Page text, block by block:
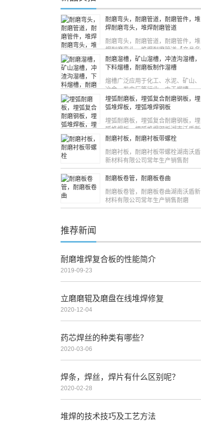
耐磨弯头，耐磨管道，耐磨管件，堆
焊耐磨弯头，堆焊耐磨管道
耐磨弯头，耐磨管道，耐磨管件，堆
焊耐磨弯头，堆焊耐磨管道【产品名
称
耐磨溜槽，矿山溜槽，冲渣沟溜槽，
下料熘槽，耐磨板制作溜槽
熘槽广泛应用于化工、水泥、矿山、
冶金、发电厂等行业，由于熘槽
埋弧耐磨板，埋弧复合耐磨钢板，埋
弧堆焊板，埋弧堆焊钢板
埋弧耐磨板，埋弧复合耐磨钢板，埋
弧堆焊板，埋弧堆焊钢板湖南沃盾新
耐磨衬板，耐磨衬板带螺栓
耐磨衬板，耐磨衬板带螺栓湖南沃盾
新材料有限公司常年生产销售耐
耐磨板卷管，耐磨板卷曲
耐磨板卷管，耐磨板卷曲湖南沃盾新
材料有限公司常年生产销售耐磨
推荐新闻
耐磨堆焊复合板的性能简介
2019-09-23
立磨磨辊及磨盘在线堆焊修复
2020-12-04
药芯焊丝的种类有哪些？
2020-03-06
焊条，焊丝，焊片有什么区别呢？
2020-02-28
堆焊的技术技巧及工艺方法